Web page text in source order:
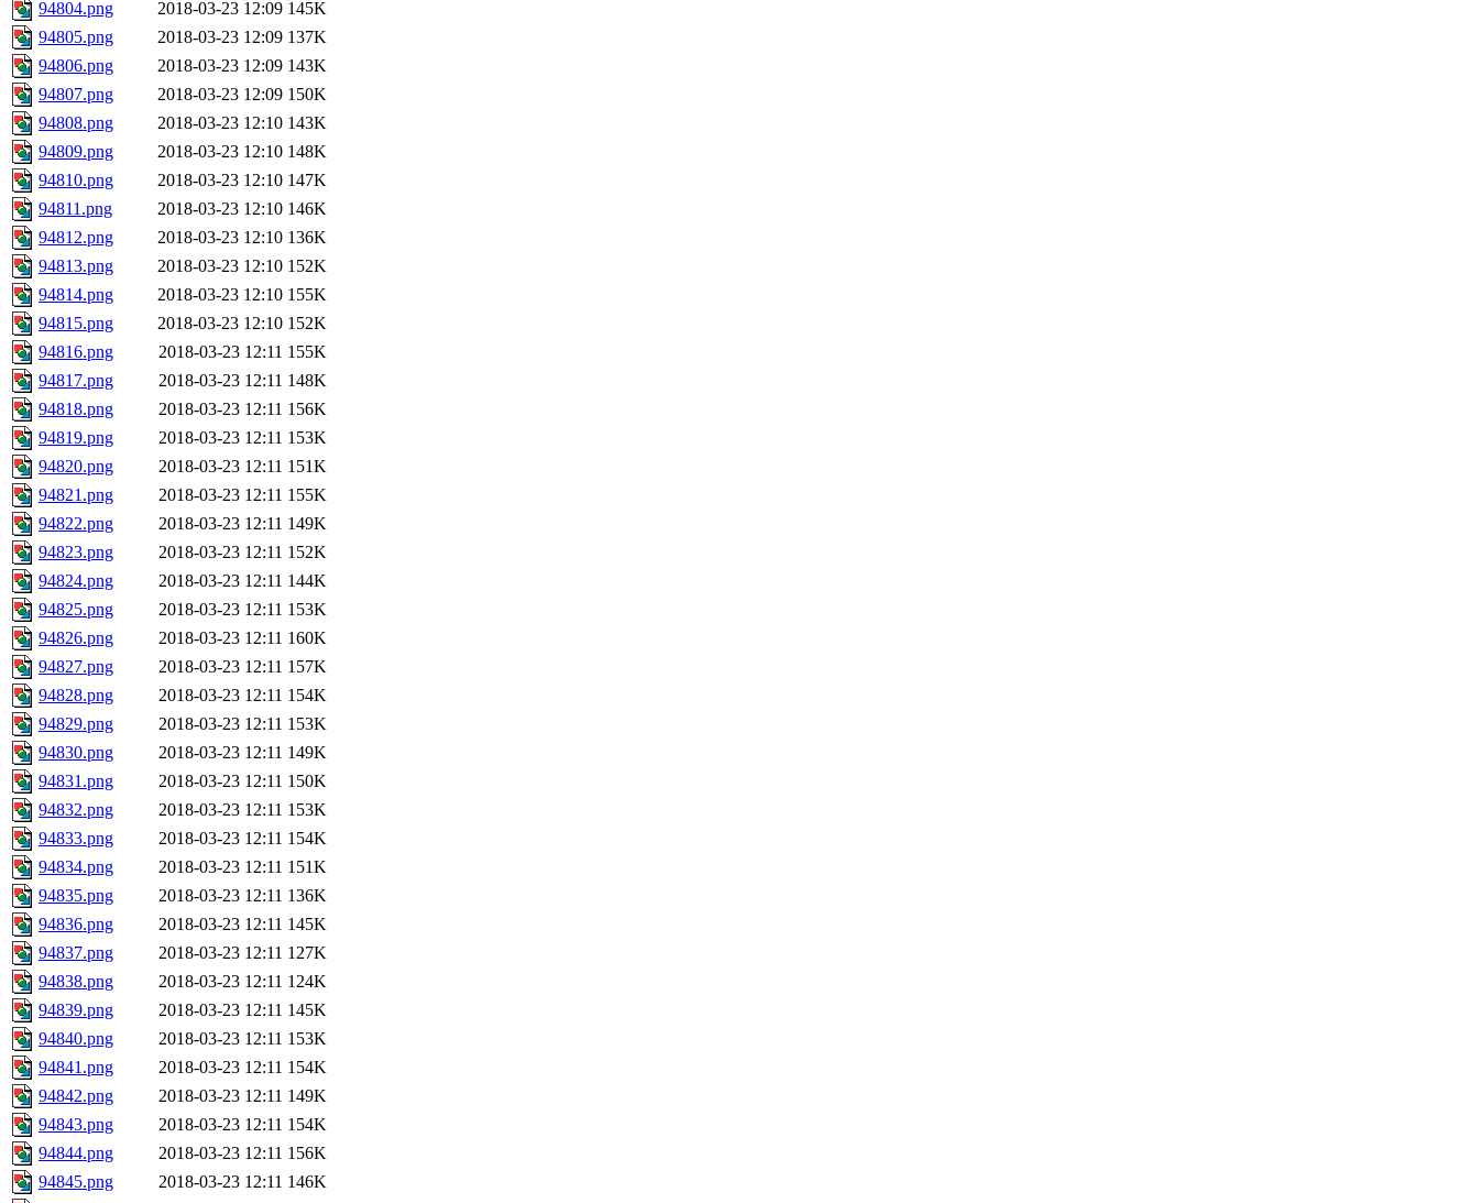
94804.png
2018-03-23 12:09 145K
94805.png
2018-03-23 12:09 137K
94806.png
2018-03-23 12:09 143K
94807.png
2018-03-23 12:09 150K
94808.png
2018-03-23 12:10 143K
94809.png
2018-03-23 12:10 148K
94810.png
2018-03-23 12:10 147K
94811.png
2018-03-23 12:10 146K
94812.png
2018-03-23 12:10 136K
94813.png
2018-03-23 12:10 152K
94814.png
2018-03-23 12:10 155K
94815.png
2018-03-23 12:10 152K
94816.png
2018-03-23 12:11 155K
94817.png
2018-03-23 12:11 148K
94818.png
2018-03-23 12:11 156K
94819.png
2018-03-23 12:11 153K
94820.png
2018-03-23 12:11 151K
94821.png
2018-03-23 12:11 155K
94822.png
2018-03-23 12:11 149K
94823.png
2018-03-23 12:11 152K
94824.png
2018-03-23 12:11 144K
94825.png
2018-03-23 12:11 153K
94826.png
2018-03-23 12:11 160K
94827.png
2018-03-23 12:11 157K
94828.png
2018-03-23 12:11 154K
94829.png
2018-03-23 12:11 153K
94830.png
2018-03-23 12:11 149K
94831.png
2018-03-23 12:11 150K
94832.png
2018-03-23 12:11 153K
94833.png
2018-03-23 12:11 154K
94834.png
2018-03-23 12:11 151K
94835.png
2018-03-23 12:11 136K
94836.png
2018-03-23 12:11 145K
94837.png
2018-03-23 12:11 127K
94838.png
2018-03-23 12:11 124K
94839.png
2018-03-23 12:11 145K
94840.png
2018-03-23 12:11 153K
94841.png
2018-03-23 12:11 154K
94842.png
2018-03-23 12:11 149K
94843.png
2018-03-23 12:11 154K
94844.png
2018-03-23 12:11 156K
94845.png
2018-03-23 12:11 146K